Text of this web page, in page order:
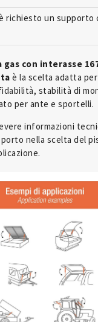
richiesto un supporto
gas con interasse
è la scelta adatta
stabilità di
per ante e sportelli.
informazioni
nella scelta del